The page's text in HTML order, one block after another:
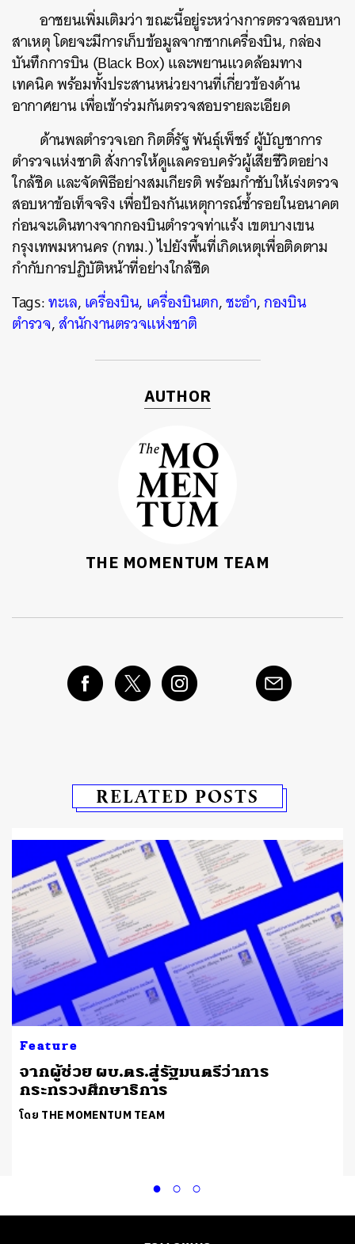
อาชยนเพิ่มเติมว่า ขณะนี้อยู่ระหว่างการตรวจสอบหา
สาเหตุ โดยจะมีการเก็บข้อมูลจากซากเครื่องบิน, กล่อง
บันทึกการบิน (Black Box) และพยานแวดล้อมทาง
เทคนิค พร้อมทั้งประสานหน่วยงานที่เกี่ยวข้องด้าน
อากาศยาน เพื่อเข้าร่วมกันตรวจสอบรายละเอียด
ด้านพลตำรวจเอก กิตติ์รัฐ พันธุ์เพ็ชร์ ผู้บัญชาการ
ตำรวจแห่งชาติ สั่งการให้ดูแลครอบครัวผู้เสียชีวิตอย่าง
ใกล้ชิด และจัดพิธีอย่างสมเกียรติ พร้อมกำชับให้เร่งตรวจ
สอบหาข้อเท็จจริง เพื่อป้องกันเหตุการณ์ซ้ำรอยในอนาคต
ก่อนจะเดินทางจากกองบินตำรวจท่าแร้ง เขตบางเขน
กรุงเทพมหานคร (กทม.) ไปยังพื้นที่เกิดเหตุเพื่อติดตาม
กำกับการปฏิบัติหน้าที่อย่างใกล้ชิด
Tags:ทะเล,เครื่องบิน, เครื่องบินตก,ชะอำ,กองบิน
ตำรวจ,สำนักงานตรวจแห่งชาติ
AUTHOR
THE MOMENTUM TEAM
RELATED POSTS
Feature
จากผู้ช่วย ผบ.ตร.สู่รัฐมนตรีว่าการ
กระทรวงศึกษาธิการ
โดย THE MOMENTUM TEAM
SHARE TWEET LINE EMAIL